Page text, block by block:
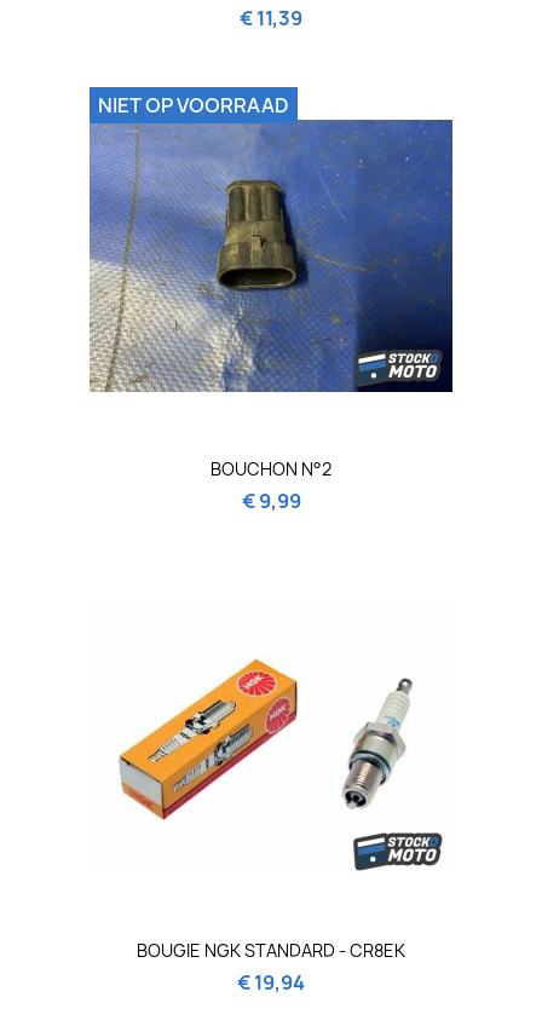
€ 11,39
BOUCHON N°2
€ 9,99
NIET OP VOORRAAD
BOUGIE NGK STANDARD - CR8EK
€ 19,94